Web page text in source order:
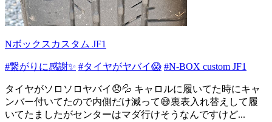
Nボックスカスタム JF1
#繋がりに感謝✨ #タイヤがヤバイ😱 #N-BOX custom JF1
タイヤがソロソロヤバイ😞💦 キャロルに履いてた時にキャ
ンバー付いてたので内側だけ減って😅裏表入れ替えして履
いてたましたがセンターはマダ行けそうなんですけど...